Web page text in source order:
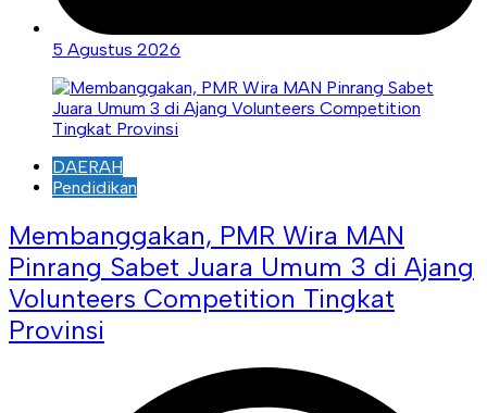
5 Agustus 2026
DAERAH
Pendidikan
Membanggakan, PMR Wira MAN
Pinrang Sabet Juara Umum 3 di Ajang
Volunteers Competition Tingkat
Provinsi